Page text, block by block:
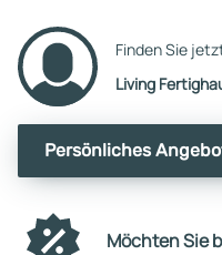
Finden Sie
Living
Persönliches
Möchten Sie